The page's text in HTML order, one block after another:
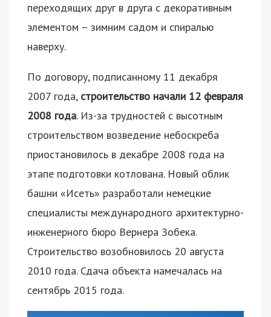
переходящих друг в друга с декоративным
элементом – зимним садом и спиралью
наверху.
По договору, подписанному 11 декабря
2007 года, строительство начали 12 февраля
2008 года. Из-за трудностей с высотным
строительством возведение небоскреба
приостановилось в декабре 2008 года на
этапе подготовки котлована. Новый облик
башни «Исеть» разработали немецкие
специалисты международного архитектурно-
инженерного бюро Вернера Зобека.
Строительство возобновилось 20 августа
2010 года. Сдача объекта намечалась на
сентябрь 2015 года.